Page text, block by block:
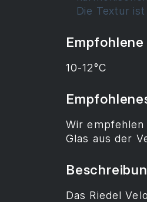
Die Textur
10-12°C
Wir empfehlen
Glas aus der
Das Riedel